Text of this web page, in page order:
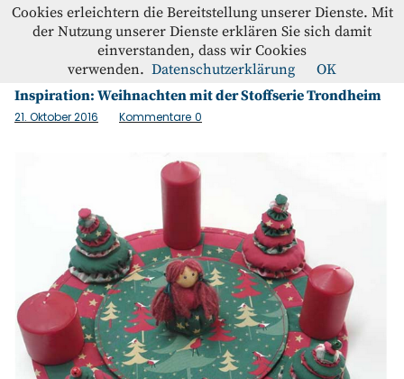
Westfalenstoffe-Blog
Home
InstagramFacebook
Schlagwort:Weihnachtem
Inspiration: Weihnachten mit der Stoffserie Trondheim
21. Oktober 2016 Kommentare 0
Cookies erleichtern die Bereitstellung unserer Dienste. Mit
der Nutzung unserer Dienste erklären Sie sich damit
einverstanden, dass wir Cookies
verwenden. Datenschutzerklärung OK